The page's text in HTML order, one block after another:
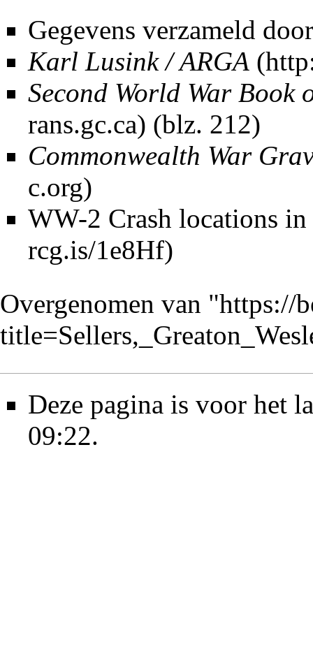
Gegevens verzameld
Karl Lusink / ARGA
Second World War Book
(blz. 212)
Commonwealth War
WW-2 Crash locations
Overgenomen van "https://
Deze pagina is voor het
09:22.